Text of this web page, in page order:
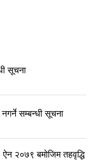
सूचना
सम्बन्धी सूचना
२०७९ बमोजिम तहवृद्धि